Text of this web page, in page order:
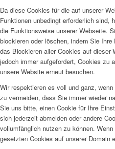
Da diese Cookies für die auf unserer
Funktionen unbedingt erforderlich sind,
die Funktionsweise unserer Webseite.
blockieren oder löschen, indem Sie
das Blockieren aller Cookies auf dieser
jedoch immer aufgefordert, Cookies zu
unsere Website erneut besuchen.
Wir respektieren es voll und ganz,
zu vermeiden, dass Sie immer wieder
Sie uns bitte, einen Cookie für Ihre
sich jederzeit abmelden oder andere
vollumfänglich nutzen zu können.
gesetzten Cookies auf unserer Domain